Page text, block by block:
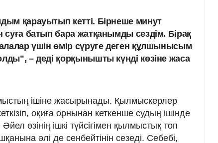
қарауытып кетті. Бірнеше минут
суға батып бара жатқанымды сездім. Бірақ
үшін өмір сүруге деген құлшынысым
– деді қорқынышты күнді көзіне жаса
ішіне жасырынады. Қылмыскерлер
оқиға орнынан кеткенше судың ішінде
өзінің ішкі түйсігімен қылмыстық топ
әлі де сенбейтінін сезеді. Себебі,